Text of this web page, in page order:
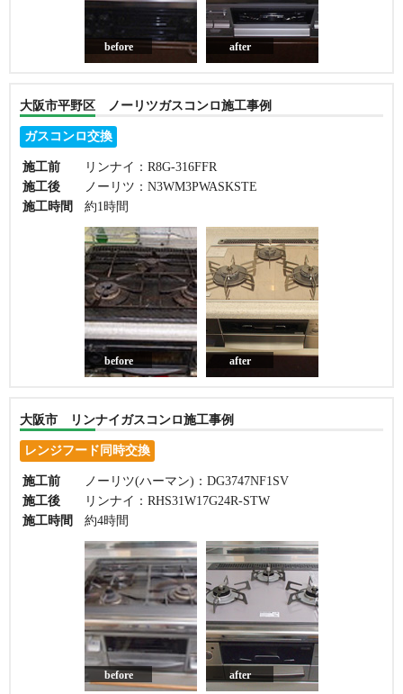
before after
大阪市平野区 ノーリツガスコンロ施工事例
ガスコンロ交換
施工前
リンナイ：R8G-316FFR
施工後
ノーリツ：N3WM3PWASKSTE
施工時間
約1時間
before after
大阪市 リンナイガスコンロ施工事例
レンジフード同時交換
施工前
ノーリツ(ハーマン)：DG3747NF1SV
施工後
リンナイ：RHS31W17G24R-STW
施工時間
約4時間
before after